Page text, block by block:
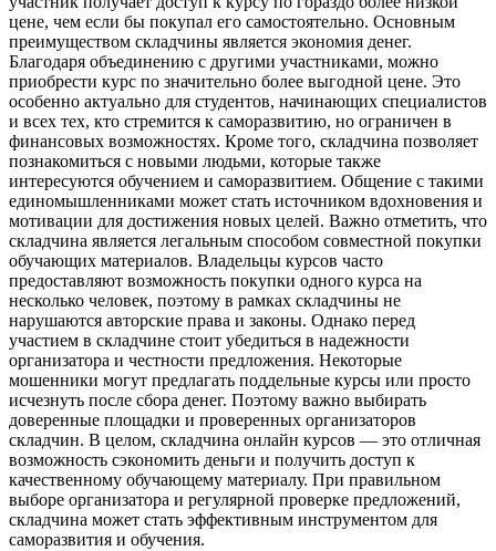
цене, чем если бы покупал его самостоятельно. Основным
преимуществом складчины является экономия денег.
Благодаря объединению с другими участниками, можно
приобрести курс по значительно более выгодной цене. Это
особенно актуально для студентов, начинающих специалистов
и всех тех, кто стремится к саморазвитию, но ограничен в
финансовых возможностях. Кроме того, складчина позволяет
познакомиться с новыми людьми, которые также
интересуются обучением и саморазвитием. Общение с такими
единомышленниками может стать источником вдохновения и
мотивации для достижения новых целей. Важно отметить, что
складчина является легальным способом совместной покупки
обучающих материалов. Владельцы курсов часто
предоставляют возможность покупки одного курса на
несколько человек, поэтому в рамках складчины не
нарушаются авторские права и законы. Однако перед
участием в складчине стоит убедиться в надежности
организатора и честности предложения. Некоторые
мошенники могут предлагать поддельные курсы или просто
исчезнуть после сбора денег. Поэтому важно выбирать
доверенные площадки и проверенных организаторов
складчин. В целом, складчина онлайн курсов — это отличная
возможность сэкономить деньги и получить доступ к
качественному обучающему материалу. При правильном
выборе организатора и регулярной проверке предложений,
складчина может стать эффективным инструментом для
саморазвития и обучения.